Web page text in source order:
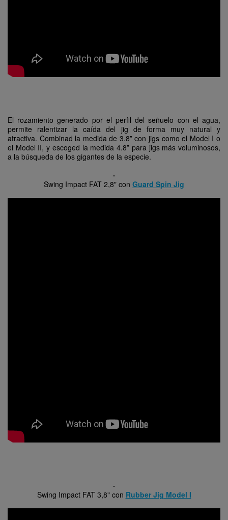
El rozamiento generado por el perfil del señuelo con el agua,
permite ralentizar la caída del jig de forma muy natural y
atractiva. Combinad la medida de 3.8” con jigs como el Model I o
el Model II, y escoged la medida 4.8” para jigs más voluminosos,
a la búsqueda de los gigantes de la especie.
Swing Impact FAT 2,8" con Guard Spin Jig
Swing Impact FAT 3,8" con Rubber Jig Model I